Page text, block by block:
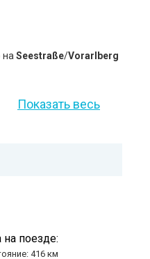
на Seestraße/Vorarlberg
Показать весь
поезде:
416 км